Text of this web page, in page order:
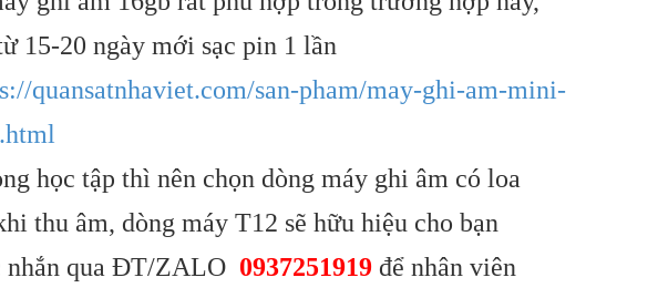
15-20 ngày mới sạc pin 1 lần
quansatnhaviet.com/san-pham/may-ghi-am-mini-
học tập thì nên chọn dòng máy ghi âm có loa
thu âm, dòng máy T12 sẽ hữu hiệu cho bạn
nhắn qua ĐT/ZALO 0937251919 để nhân viên